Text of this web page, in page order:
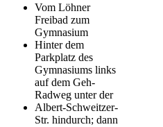
Vom Löhner
Freibad zum
Gymnasium
Hinter dem
Parkplatz des
Gymnasiums links
auf dem Geh-
Radweg unter der
Albert-Schweitzer-
Str. hindurch; dann